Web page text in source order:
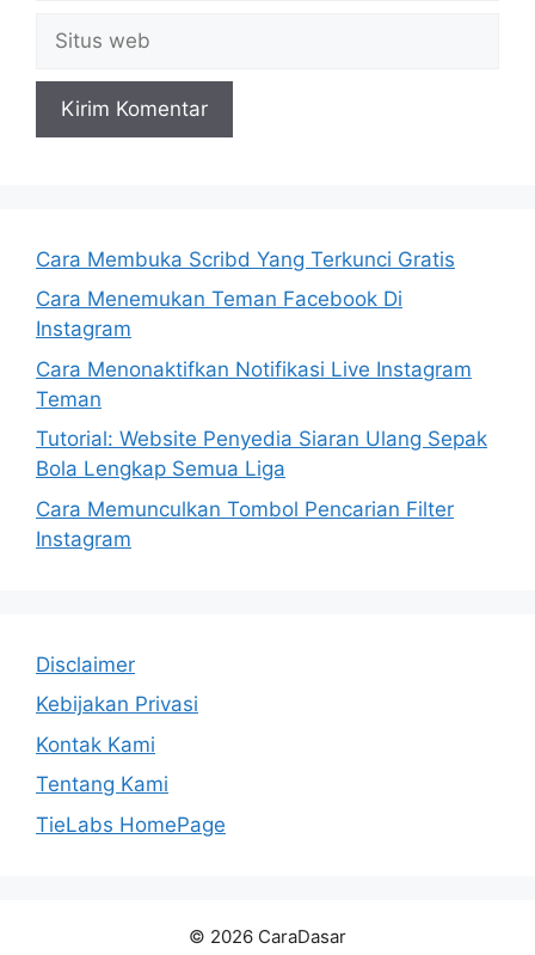
web
Cara Membuka Scribd Yang Terkunci Gratis
Cara Menemukan Teman Facebook Di
Instagram
Cara Menonaktifkan Notifikasi Live Instagram
Teman
Tutorial: Website Penyedia Siaran Ulang Sepak
Bola Lengkap Semua Liga
Cara Memunculkan Tombol Pencarian Filter
Instagram
Disclaimer
Kebijakan Privasi
Kontak Kami
Tentang Kami
TieLabs HomePage
© 2026 CaraDasar